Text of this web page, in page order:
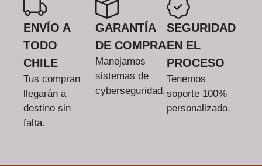
ENVÍO A
TODO
CHILE
Tus compran
llegarán a
destino sin
falta.
GARANTÍA
DE COMPRA
Manejamos
sistemas de
cyberseguridad.
SEGURIDAD
EN EL
PROCESO
Tenemos
soporte 100%
personalizado.